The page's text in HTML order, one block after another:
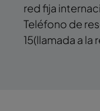
red fija
Teléfono de
15(llamada a la